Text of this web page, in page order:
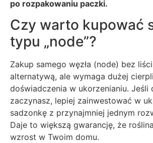
po rozpakowaniu paczki.
Czy warto kupować
typu „node”?
Zakup samego węzła (node) bez
alternatywą, ale wymaga dużej
doświadczenia w ukorzenianiu. Jeśli
zaczynasz, lepiej zainwestować w
sadzonkę z przynajmniej jednym
Daje to większą gwarancję, że
wzrost w Twoim domu.